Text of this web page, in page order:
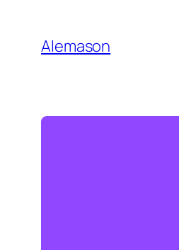
contenido
Alemason